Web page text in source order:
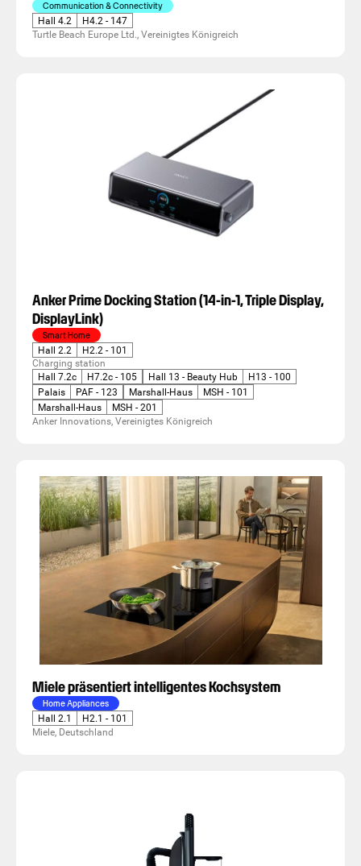
Communication & Connectivity
Hall 4.2
H4.2 - 147
Turtle Beach Europe Ltd., Vereinigtes Königreich
Anker Prime Docking Station (14-in-1, Triple Display,
DisplayLink)
Smart Home
Hall 2.2
H2.2 - 101
Charging station
Hall 7.2c
H7.2c - 105 Hall 13 - Beauty Hub
H13 - 100
Palais
PAF - 123 Marshall-Haus
MSH - 101
Marshall-Haus
MSH - 201
Anker Innovations, Vereinigtes Königreich
Miele präsentiert intelligentes Kochsystem
Home Appliances
Hall 2.1
H2.1 - 101
Miele, Deutschland